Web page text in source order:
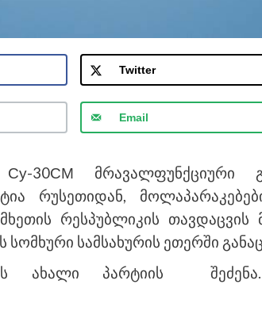
Twitter
Email
Су-30СМ მრავალფუნქციური
რუსეთიდან,
რესპუბლიკის თავდაცვის
სამსახურის ეთერში
ახალი პარტიის შეძენა.